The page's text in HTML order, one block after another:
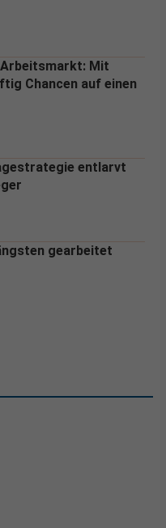
Arbeitsmarkt: Mit
Chancen auf einen
entlarvt
gearbeitet